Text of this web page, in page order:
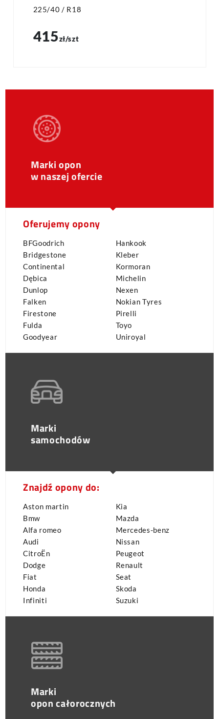
225/40 / R18
415zł/szt
Marki opon
w naszej ofercie
Oferujemy opony
BFGoodrich
Bridgestone
Continental
Dębica
Dunlop
Falken
Firestone
Fulda
Goodyear
Hankook
Kleber
Kormoran
Michelin
Nexen
Nokian Tyres
Pirelli
Toyo
Uniroyal
Marki
samochodów
Znajdź opony do:
Aston martin
Bmw
Alfa romeo
Audi
CitroËn
Dodge
Fiat
Honda
Infiniti
Kia
Mazda
Mercedes-benz
Nissan
Peugeot
Renault
Seat
Skoda
Suzuki
Marki
opon całorocznych